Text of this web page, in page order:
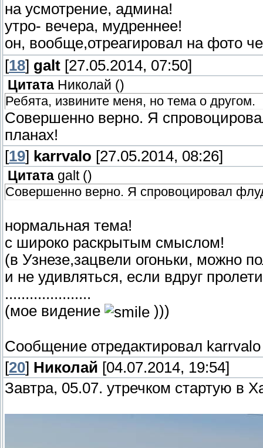
на усмотрение, админа!
утро- вечера, мудреннее!
он, вообще,отреагировал на фото
[18] galt [27.05.2014, 07:50]
Цитата Николай ()
Ребята, извините меня, но тема о другом.
Совершенно верно. Я
планах!
[19] karrvalo [27.05.2014, 08:26]
Цитата galt()
Совершенно верно. Я спровоцировал
нормальная тема!
с широко раскрытым смыслом!
(в Узнезе,зацвели огоньки, можно
и не удивляться, если вдруг
.....................
(мое видение
)))
Сообщение отредактировал karrvalo
[20] Николай [04.07.2014, 19:54]
Завтра, 05.07. утречком стартую в